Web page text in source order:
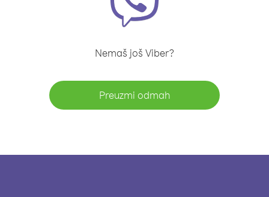
Nemaš još Viber?
Preuzmi odmah